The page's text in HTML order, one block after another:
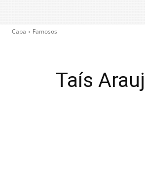
Capa Famosos
Taís